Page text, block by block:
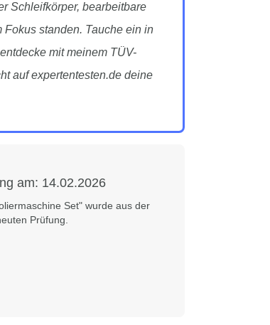
Schleifkörper, bearbeitbare
standen. Tauche ein in
mit meinem TÜV-
auf expertentesten.de deine
am: 14.02.2026
Set" wurde aus der
Prüfung.